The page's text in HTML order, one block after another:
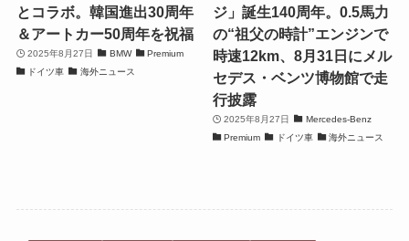
とコラボ。韓国進出30周年
＆アートカー50周年を祝福
2025年8月27日 BMW
Premium
ドイツ車
海外ニュース
ジ」誕生140周年。0.5馬力
の“祖父の時計”エンジンで
時速12km、8月31日にメル
セデス・ベンツ博物館で走
行披露
2025年8月27日
Mercedes-Benz
Premium
ドイツ車 海外ニュース